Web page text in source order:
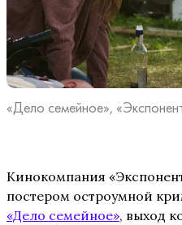
«Дело семейное»,
Кинокомпания
постером остроумной
«Дело семейное», выход